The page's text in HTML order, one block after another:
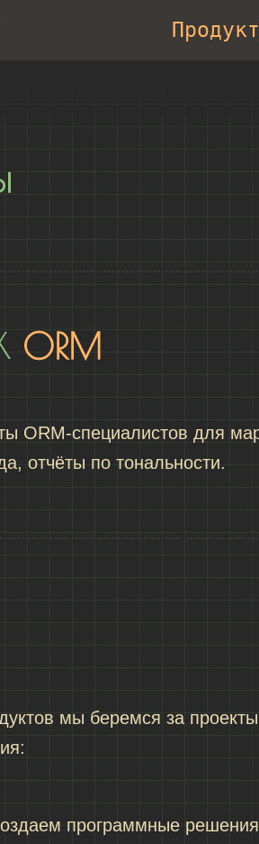
ORM
ORM-специалистов для
отчёты по тональности.
мы беремся за
программные